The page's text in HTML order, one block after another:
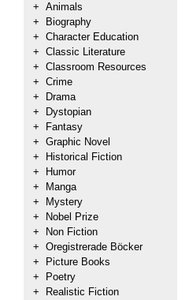
+ Animals
+
Biography
+ Character Education
+ Classic Literature
+ Classroom Resources
+ Crime
+
Drama
+
Dystopian
+
Fantasy
+ Graphic Novel
+
Historical Fiction
+
Humor
+
Manga
+
Mystery
+
Nobel Prize
+
Non Fiction
+ Oregistrerade Böcker
+
Picture Books
+
Poetry
+
Realistic Fiction